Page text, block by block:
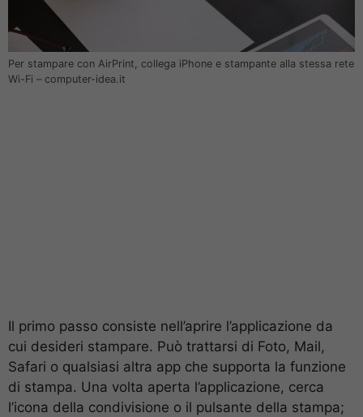
Per stampare con AirPrint, collega iPhone e stampante alla stessa rete
Wi-Fi – computer-idea.it
Il primo passo consiste nell’aprire l’applicazione da
cui desideri stampare. Può trattarsi di Foto, Mail,
Safari o qualsiasi altra app che supporta la funzione
di stampa. Una volta aperta l’applicazione, cerca
l’icona della condivisione o il pulsante della stampa;